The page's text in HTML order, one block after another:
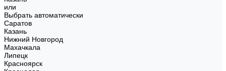
или
Выбрать автоматически
Саратов
Казань
Нижний Новгород
Махачкала
Липецк
Красноярск